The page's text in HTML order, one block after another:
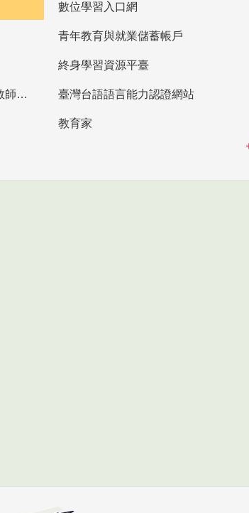
數位學習入口網
青年教育與就業儲蓄帳戶
終身學習資源平臺
教育部高中等以下學校及幼兒園教師資格檢定考試 臺灣台語語言能力認證網站
教育家